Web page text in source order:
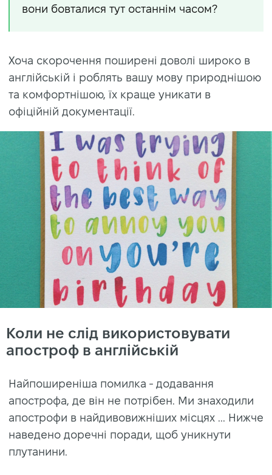
вони бовталися тут останнім часом?
Хоча скорочення поширені доволі широко в
англійській і роблять вашу мову природнішою
та комфортнішою, їх краще уникати в
офіційній документації.
Коли не слід використовувати
апостроф в англійській
Найпоширеніша помилка - додавання
апострофа, де він не потрібен. Ми знаходили
апострофи в найдивовижніших місцях ... Нижче
наведено доречні поради, щоб уникнути
плутанини.